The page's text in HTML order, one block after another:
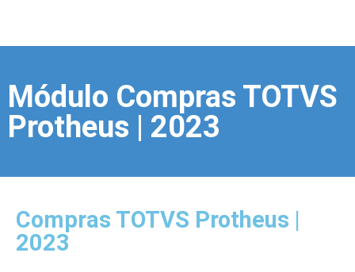
Módulo Compras TOTVS
Protheus | 2023
Compras TOTVS Protheus |
2023